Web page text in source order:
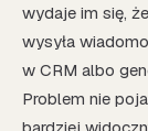
wydaje im się,
wysyła
w CRM albo
Problem nie